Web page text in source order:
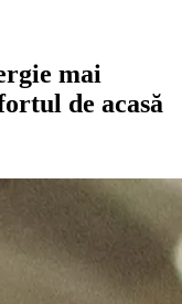
mai
de acasă